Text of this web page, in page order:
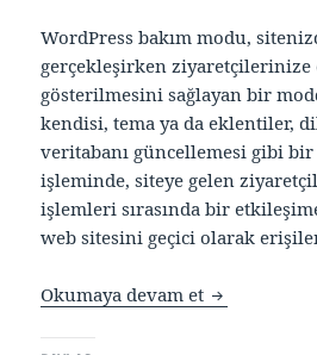
WordPress bakım modu,
gerçekleşirken ziyaretçilerinize
gösterilmesini sağlayan bir
kendisi, tema ya da eklentiler,
veritabanı güncellemesi gibi
işleminde, siteye gelen
işlemleri sırasında bir
web sitesini geçici olarak
Okumaya devam et WordPress